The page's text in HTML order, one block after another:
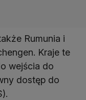
Rumunia i
Kraje te
wejścia do
dostęp do